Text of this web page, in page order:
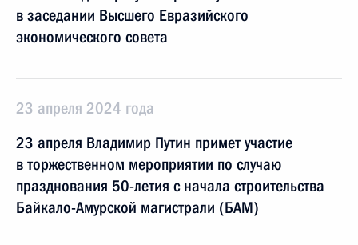
в заседании Высшего Евразийского
экономического совета
23 апреля 2024 года
23 апреля Владимир Путин примет участие
в торжественном мероприятии по случаю
празднования 50-летия с начала строительства
Байкало-Амурской магистрали (БАМ)